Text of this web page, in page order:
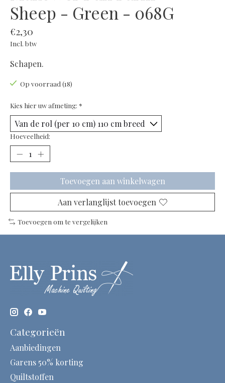
Sheep - Green - 068G
€2,30
Incl. btw
Schapen.
Op voorraad (18)
Kies hier uw afmeting: *
Hoeveelheid:
Toevoegen aan winkelwagen
Aan verlanglijst toevoegen
Toevoegen om te vergelijken
Categorieën
Aanbiedingen
Garens 50% korting
Quiltstoffen